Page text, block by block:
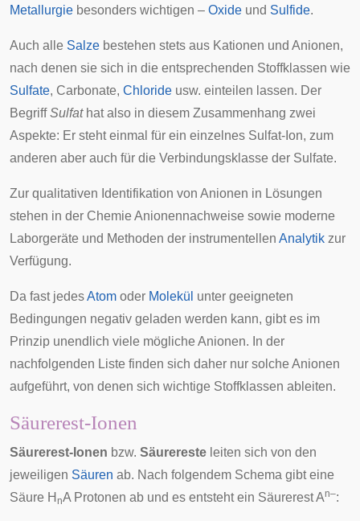
Metallurgie besonders wichtigen – Oxide und Sulfide.
Auch alle Salze bestehen stets aus Kationen und Anionen,
nach denen sie sich in die entsprechenden Stoffklassen wie
Sulfate, Carbonate, Chloride usw. einteilen lassen. Der
BegriffSulfathat also in diesem Zusammenhang zwei
Aspekte: Er steht einmal für ein einzelnes Sulfat-Ion, zum
anderen aber auch für die Verbindungsklasse der Sulfate.
Zur qualitativen Identifikation von Anionen in Lösungen
stehen in der Chemie Anionennachweise sowie moderne
Laborgeräte und Methoden der instrumentellen Analytik zur
Verfügung.
Da fast jedesAtom oder Molekül unter geeigneten
Bedingungen negativ geladen werden kann, gibt es im
Prinzip unendlich viele mögliche Anionen. In der
nachfolgenden Liste finden sich daher nur solche Anionen
aufgeführt, von denen sich wichtige Stoffklassen ableiten.
Säurerest-Ionen
Säurerest-Ionen bzw. Säurereste leiten sich von den
jeweiligen Säuren ab. Nach folgendem Schema gibt eine
Säure H nA Protonen ab und es entsteht ein Säurerest An–: